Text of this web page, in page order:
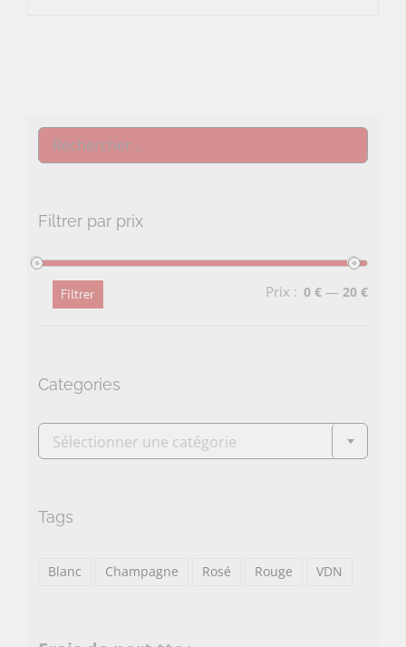
Filtrer par prix
Prix
Prix
Filtrer Prix : 0 € —20 €
Categories
Sélectionner une catégorie
Tags
Blanc Champagne Rosé Rouge VDN